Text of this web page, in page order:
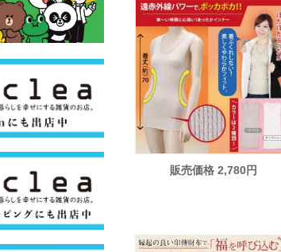
販売価格 2,780円